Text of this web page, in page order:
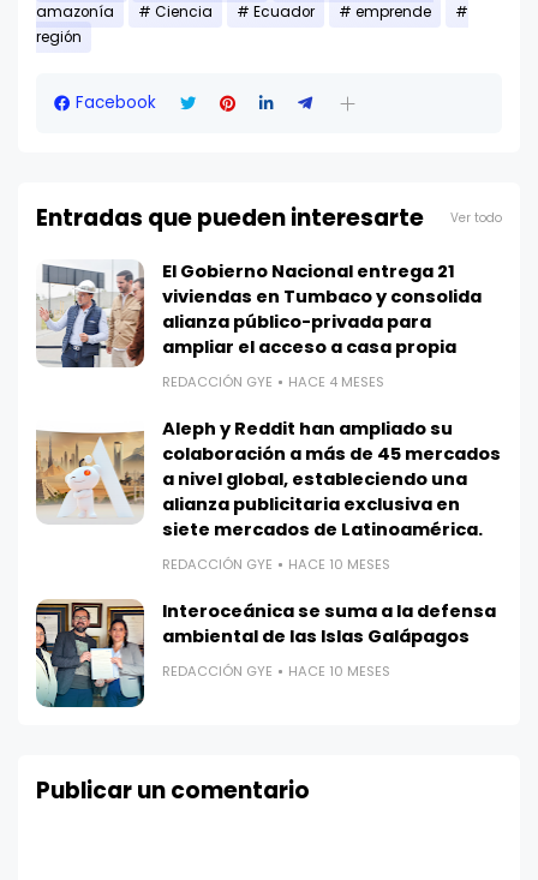
amazonía Ciencia Ecuador
emprende
región
Facebook
Entradas que pueden interesarte Ver todo
El Gobierno Nacional entrega 21
viviendas en Tumbaco y consolida
alianza público-privada para
ampliar el acceso a casa propia
REDACCIÓN GYE HACE 4 MESES
Aleph y Reddit han ampliado su
colaboración a más de 45 mercados
a nivel global, estableciendo una
alianza publicitaria exclusiva en
siete mercados de Latinoamérica.
REDACCIÓN GYE HACE 10 MESES
Interoceánica se suma a la defensa
ambiental de las Islas Galápagos
REDACCIÓN GYE HACE 10 MESES
Publicar un comentario